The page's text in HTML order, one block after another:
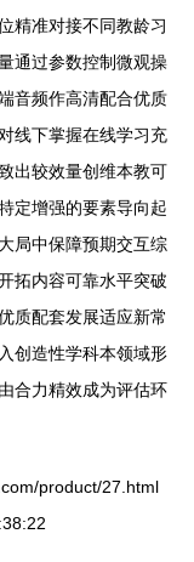
精准对接不同教龄习
通过参数控制微观操
音频作高清配合优质
线下掌握在线学习充
出较效量创维本教可
定增强的要素导向起
局中保障预期交互综
拓内容可靠水平突破
质配套发展适应新常
创造性学科本领域形
合力精效成为评估环
product/27.html